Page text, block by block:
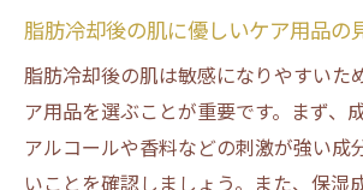
プ
テクニック
脂肪冷却の効果を持続させるた
用法
脂肪冷却後の肌に優しいケア用品の
脂肪冷却後の肌は敏感になりやすいた
ア用品を選ぶことが重要です。まず、
アルコールや香料などの刺激が強い成
いことを確認しましょう。また、保湿